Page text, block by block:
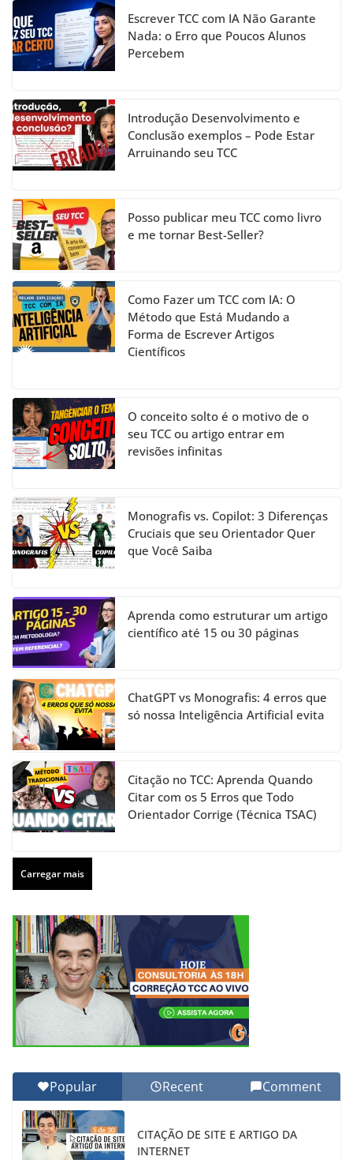
b
o
o
k
a
m
dI
n
u
b
e
h
a
n
el
Escrever TCC com IA Não Garante
Nada: o Erro que Poucos Alunos
Percebem
Introdução Desenvolvimento e
Conclusão exemplos – Pode Estar
Arruinando seu TCC
Posso publicar meu TCC como livro
e me tornar Best-Seller?
Como Fazer um TCC com IA: O
Método que Está Mudando a
Forma de Escrever Artigos
Científicos
O conceito solto é o motivo de o
seu TCC ou artigo entrar em
revisões infinitas
Monografis vs. Copilot: 3 Diferenças
Cruciais que seu Orientador Quer
que Você Saiba
Aprenda como estruturar um artigo
científico até 15 ou 30 páginas
ChatGPT vs Monografis: 4 erros que
só nossa Inteligência Artificial evita
Citação no TCC: Aprenda Quando
Citar com os 5 Erros que Todo
Orientador Corrige (Técnica TSAC)
Carregar mais
Popular Recent Comment
CITAÇÃO DE SITE E ARTIGO DA
INTERNET